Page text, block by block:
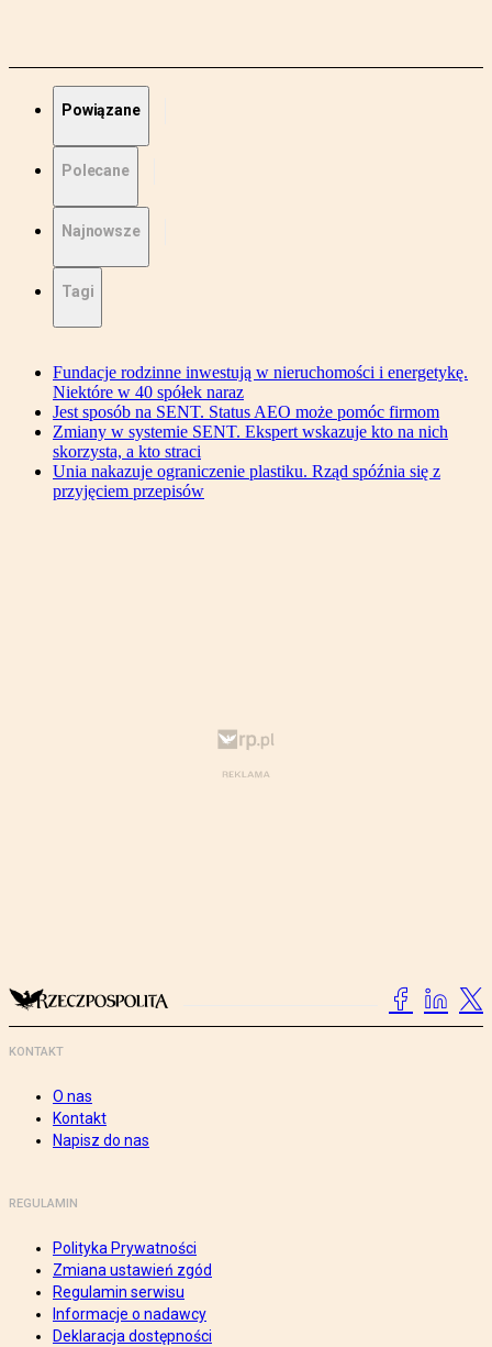
Powiązane
Polecane
Najnowsze
Tagi
Fundacje rodzinne inwestują w nieruchomości i energetykę.
Niektóre w 40 spółek naraz
Jest sposób na SENT. Status AEO może pomóc firmom
Zmiany w systemie SENT. Ekspert wskazuje kto na nich
skorzysta, a kto straci
Unia nakazuje ograniczenie plastiku. Rząd spóźnia się z
przyjęciem przepisów
KONTAKT
O nas
Kontakt
Napisz do nas
REGULAMIN
Polityka Prywatności
Zmiana ustawień zgód
Regulamin serwisu
Informacje o nadawcy
Deklaracja dostępności